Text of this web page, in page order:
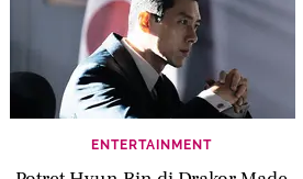
ENTERTAINMENT